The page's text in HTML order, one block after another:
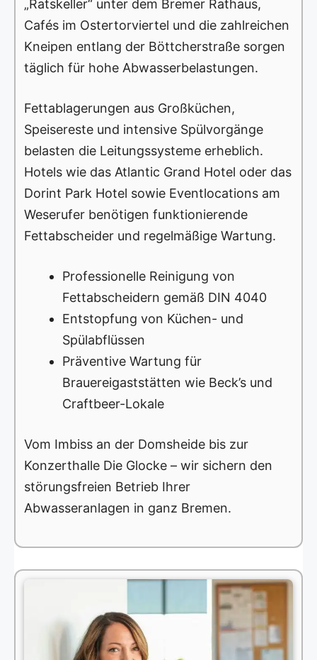
„Ratskeller“ unter dem Bremer Rathaus,
Cafés im Ostertorviertel und die zahlreichen
Kneipen entlang der Böttcherstraße sorgen
täglich für hohe Abwasserbelastungen.
Fettablagerungen aus Großküchen,
Speisereste und intensive Spülvorgänge
belasten die Leitungssysteme erheblich.
Hotels wie das Atlantic Grand Hotel oder das
Dorint Park Hotel sowie Eventlocations am
Weserufer benötigen funktionierende
Fettabscheider und regelmäßige Wartung.
Professionelle Reinigung von
Fettabscheidern gemäß DIN 4040
Entstopfung von Küchen- und
Spülabflüssen
Präventive Wartung für
Brauereigaststätten wie Beck’s und
Craftbeer-Lokale
Vom Imbiss an der Domsheide bis zur
Konzerthalle Die Glocke – wir sichern den
störungsfreien Betrieb Ihrer
Abwasseranlagen in ganz Bremen.